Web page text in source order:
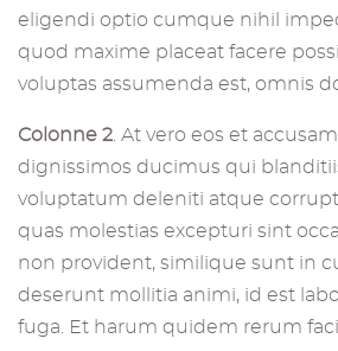
eligendi optio cumque nihil
quod maxime placeat facere
voluptas assumenda est, omnis
Colonne 2 . At vero eos et
dignissimos ducimus qui
voluptatum deleniti atque
quas molestias excepturi sint
non provident, similique sunt in
deserunt mollitia animi, id est
fuga. Et harum quidem rerum